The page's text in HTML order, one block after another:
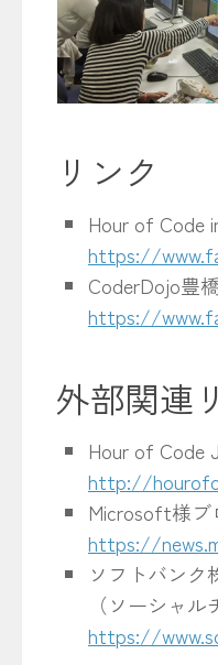
リンク
Hour of Code
https://
CoderDojo豊
https://
外部関連
Hour of Code
http://
Microsoft様ブ
https://
ソフトバンク
（ソーシャ
https://